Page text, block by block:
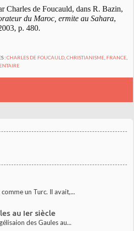
un Turc. Il avait,...
au Ier siècle
des Gaules au...
Charles de Foucauld, dans R. Bazin,
du Maroc, ermite au Sahara,
p. 480.
:CHARLES DE FOUCAULD, CHRISTIANISME, FRANCE,